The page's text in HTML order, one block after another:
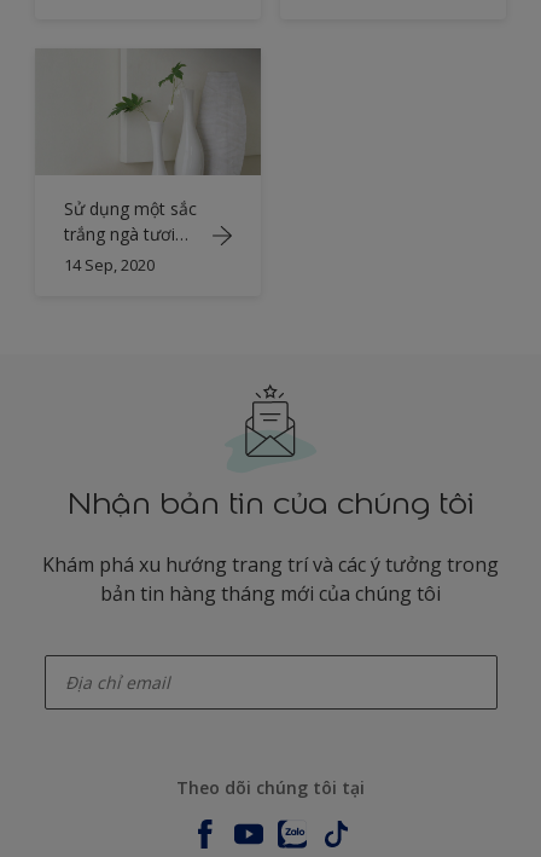
Sử dụng một sắc
trắng ngà tươi
mát
14 Sep, 2020
Nhận bản tin của chúng tôi
Khám phá xu hướng trang trí và các ý tưởng trong
bản tin hàng tháng mới của chúng tôi
Theo dõi chúng tôi tại